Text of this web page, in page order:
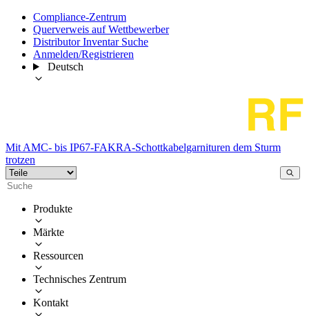
Compliance-Zentrum
Querverweis auf Wettbewerber
Distributor Inventar Suche
Anmelden/Registrieren
Deutsch
Mit AMC- bis IP67-FAKRA-Schottkabelgarnituren dem Sturm
trotzen
Produkte
Märkte
Ressourcen
Technisches Zentrum
Kontakt